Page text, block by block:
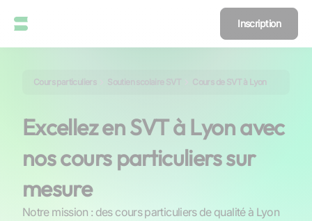
Inscription
Cours particuliers Soutien scolaire SVT Cours de SVT à Lyon
Excellez en SVT à Lyon avec
nos cours particuliers sur
mesure
Notre mission : des cours particuliers de qualité à Lyon